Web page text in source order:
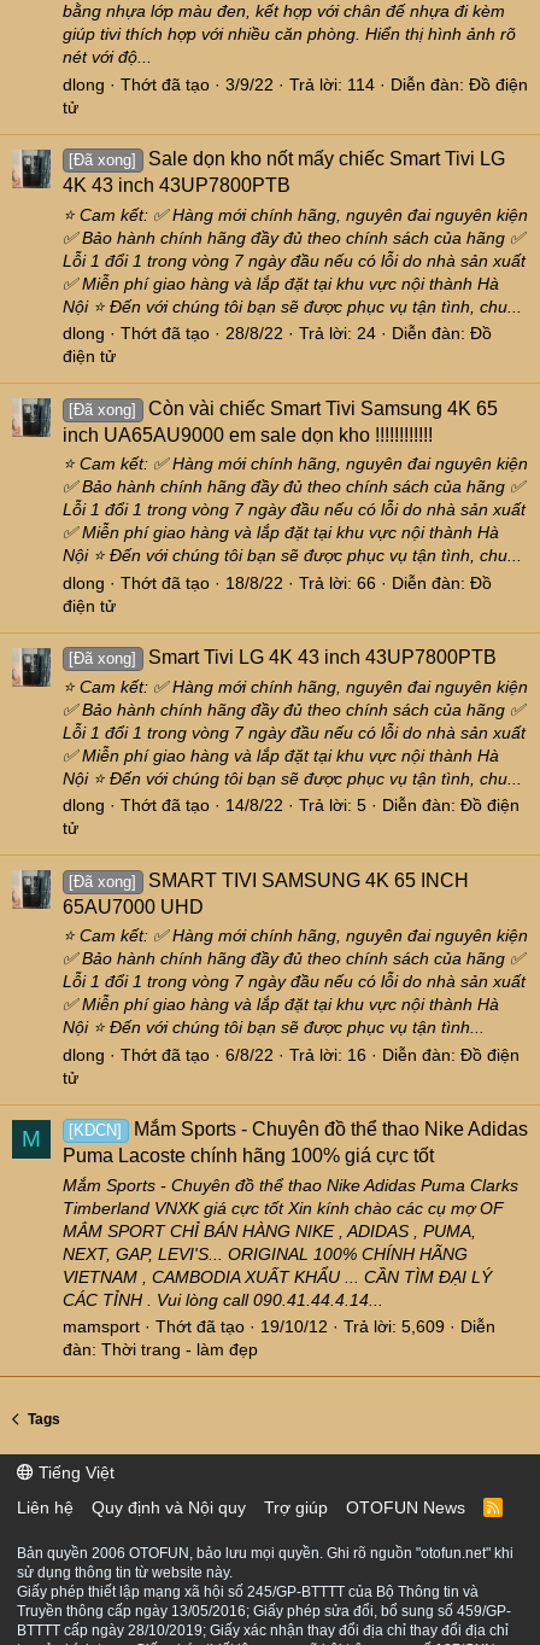
bằng nhựa lớp màu đen, kết hợp với chân đế nhựa đi kèm
giúp tivi thích hợp với nhiều căn phòng. Hiển thị hình ảnh rõ
nét với độ...
dlong
Thớt đã tạo 3/9/22 Trả lời: 114 Diễn đàn: Đồ điện
tử
[Đã xong]
Sale dọn kho nốt mấy chiếc Smart Tivi LG
4K 43 inch 43UP7800PTB
⭐ Cam kết: ✅ Hàng mới chính hãng, nguyên đai nguyên kiện
✅ Bảo hành chính hãng đầy đủ theo chính sách của hãng ✅
Lỗi 1 đổi 1 trong vòng 7 ngày đầu nếu có lỗi do nhà sản xuất
✅ Miễn phí giao hàng và lắp đặt tại khu vực nội thành Hà
Nội ⭐ Đến với chúng tôi bạn sẽ được phục vụ tận tình, chu...
dlong
Thớt đã tạo 28/8/22 Trả lời: 24 Diễn đàn: Đồ
điện tử
[Đã xong]
Còn vài chiếc Smart Tivi Samsung 4K 65
inch UA65AU9000 em sale dọn kho !!!!!!!!!!!!
⭐ Cam kết: ✅ Hàng mới chính hãng, nguyên đai nguyên kiện
✅ Bảo hành chính hãng đầy đủ theo chính sách của hãng ✅
Lỗi 1 đổi 1 trong vòng 7 ngày đầu nếu có lỗi do nhà sản xuất
✅ Miễn phí giao hàng và lắp đặt tại khu vực nội thành Hà
Nội ⭐ Đến với chúng tôi bạn sẽ được phục vụ tận tình, chu...
dlong
Thớt đã tạo 18/8/22 Trả lời: 66 Diễn đàn: Đồ
điện tử
[Đã xong] Smart Tivi LG 4K 43 inch 43UP7800PTB
⭐ Cam kết: ✅ Hàng mới chính hãng, nguyên đai nguyên kiện
✅ Bảo hành chính hãng đầy đủ theo chính sách của hãng ✅
Lỗi 1 đổi 1 trong vòng 7 ngày đầu nếu có lỗi do nhà sản xuất
✅ Miễn phí giao hàng và lắp đặt tại khu vực nội thành Hà
Nội ⭐ Đến với chúng tôi bạn sẽ được phục vụ tận tình, chu...
dlong
Thớt đã tạo 14/8/22 Trả lời: 5 Diễn đàn: Đồ điện
tử
[Đã xong]
SMART TIVI SAMSUNG 4K 65 INCH
65AU7000 UHD
⭐ Cam kết: ✅ Hàng mới chính hãng, nguyên đai nguyên kiện
✅ Bảo hành chính hãng đầy đủ theo chính sách của hãng ✅
Lỗi 1 đổi 1 trong vòng 7 ngày đầu nếu có lỗi do nhà sản xuất
✅ Miễn phí giao hàng và lắp đặt tại khu vực nội thành Hà
Nội ⭐ Đến với chúng tôi bạn sẽ được phục vụ tận tình...
dlong
Thớt đã tạo 6/8/22 Trả lời: 16 Diễn đàn: Đồ điện
tử
M [KDCN]
Mắm Sports - Chuyên đồ thể thao Nike Adidas
Puma Lacoste chính hãng 100% giá cực tốt
Mắm Sports - Chuyên đồ thể thao Nike Adidas Puma Clarks
Timberland VNXK giá cực tốt Xin kính chào các cụ mợ OF
MẮM SPORT CHỈ BÁN HÀNG NIKE , ADIDAS , PUMA,
NEXT, GAP, LEVI'S... ORIGINAL 100% CHÍNH HÃNG
VIETNAM , CAMBODIA XUẤT KHẨU ... CẦN TÌM ĐẠI LÝ
CÁC TỈNH . Vui lòng call 090.41.44.4.14...
mamsport
Thớt đã tạo 19/10/12 Trả lời: 5,609
Diễn
đàn: Thời trang - làm đẹp
Tags
Tiếng Việt
Liên hệ
Quy định và Nội quy Trợ giúp OTOFUN News
R
S
Bản quyền 2006 OTOFUN, bảo lưu mọi quyền. Ghi rõ nguồn "otofun.net" khi
sử dụng thông tin từ website này.
Giấy phép thiết lập mạng xã hội số 245/GP-BTTTT của Bộ Thông tin và
Truyền thông cấp ngày 13/05/2016; Giấy phép sửa đổi, bổ sung số 459/GP-
BTTTT cấp ngày 28/10/2019; Giấy xác nhận thay đổi địa chỉ thay đổi địa chỉ